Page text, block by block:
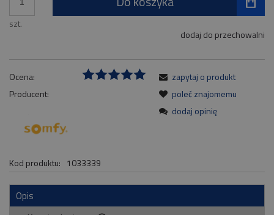
szt.
dodaj do przechowalni
Ocena:
Producent:
Kod produktu: 1033339
zapytaj o produkt
poleć znajomemu
dodaj opinię
Opis